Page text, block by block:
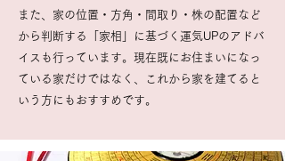
また、家の位置・方角・間取り・株の配置など
から判断する「家相」に基づく運気UPのアドバ
イスも行っています。現在既にお住まいになっ
ている家だけではなく、これから家を建てると
いう方にもおすすめです。